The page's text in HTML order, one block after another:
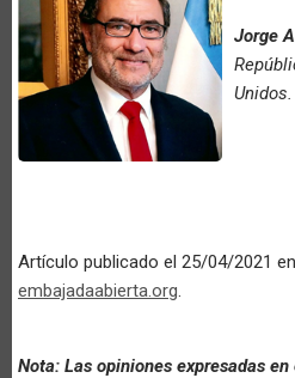
Jorge
Artículo publicado el 25/04/2021 en
embajadaabierta.org.
Nota: Las opiniones expresadas